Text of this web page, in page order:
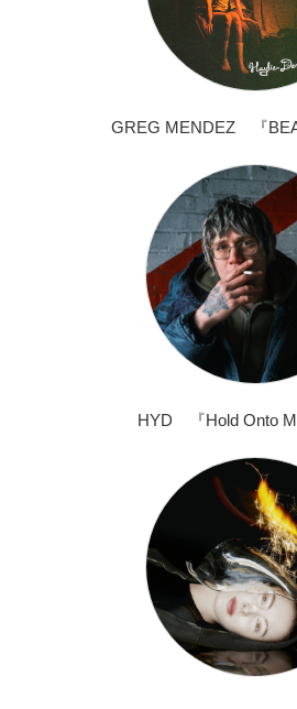
GREG MENDEZ 『
HYD 『Hold Onto